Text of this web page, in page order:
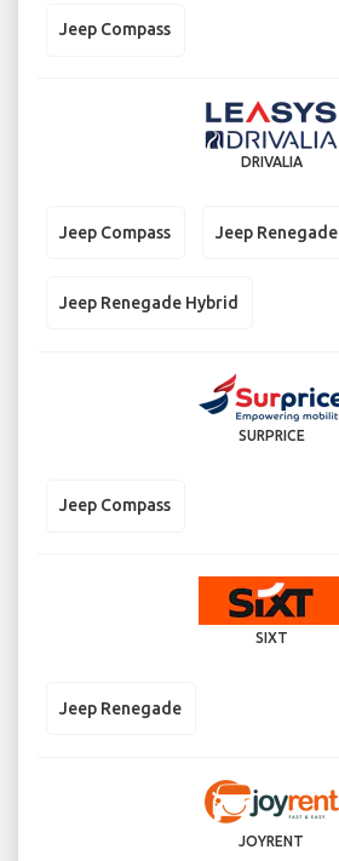
Jeep Compass
DRIVALIA
Jeep Compass Jeep Renegade
Jeep Renegade Hybrid
SURPRICE
Jeep Compass
SIXT
Jeep Renegade
JOYRENT